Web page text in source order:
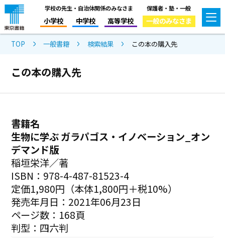
学校の先生・自治体関係のみなさま
小学校 中学校 高等学校
保護者・塾・一般
一般のみなさま
TOP 一般書籍 検索結果 この本の購入先
この本の購入先
書籍名
生物に学ぶ ガラパゴス・イノベーション_オン
デマンド版
稲垣栄洋／著
ISBN：978-4-487-81523-4
定価1,980円（本体1,800円＋税10%）
発売年月日：2021年06月23日
ページ数：168頁
判型：四六判